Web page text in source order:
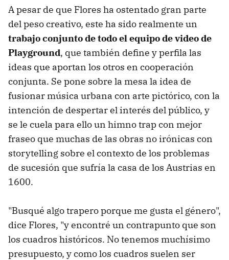
A pesar de que Flores ha ostentado gran parte
del peso creativo, este ha sido realmente un
trabajo conjunto de todo el equipo de video de
Playground, que también define y perfila las
ideas que aportan los otros en cooperación
conjunta. Se pone sobre la mesa la idea de
fusionar música urbana con arte pictórico, con la
intención de despertar el interés del público, y
se le cuela para ello un himno trap con mejor
fraseo que muchas de las obras no irónicas con
storytelling sobre el contexto de los problemas
de sucesión que sufría la casa de los Austrias en
1600.
"Busqué algo trapero porque me gusta el género",
dice Flores, "y encontré un contrapunto que son
los cuadros históricos. No tenemos muchísimo
presupuesto, y como los cuadros suelen ser